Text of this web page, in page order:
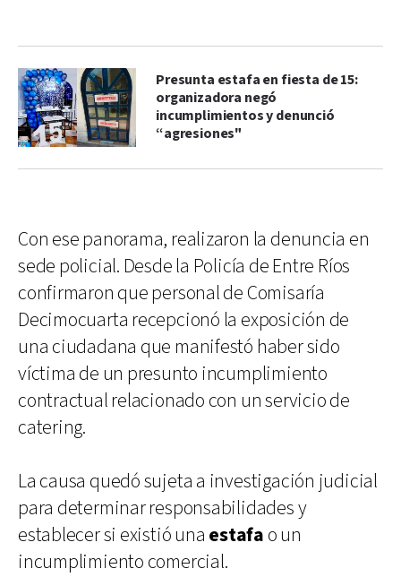
Presunta estafa en fiesta de 15:
organizadora negó
incumplimientos y denunció
“agresiones"
Con ese panorama, realizaron la denuncia en
sede policial. Desde la Policía de Entre Ríos
confirmaron que personal de Comisaría
Decimocuarta recepcionó la exposición de
una ciudadana que manifestó haber sido
víctima de un presunto incumplimiento
contractual relacionado con un servicio de
catering.
La causa quedó sujeta a investigación judicial
para determinar responsabilidades y
establecer si existió una estafa o un
incumplimiento comercial.